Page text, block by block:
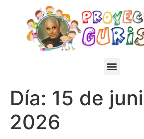
Día: 15 de
2026